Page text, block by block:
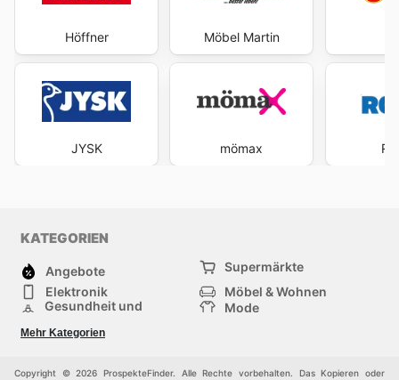
Höffner
JYSK
Möbel Martin
mömax
KATEGORIEN
Angebote
Supermärkte
Elektronik
Möbel & Wohnen
Gesundheit und
Mode
Sportartikel und
Sportbekleidung
Einkaufzentren
Andere
Mehr Kategorien
Copyright © 2026 ProspekteFinder. Alle Rechte vorbehalten. Das Kopieren oder